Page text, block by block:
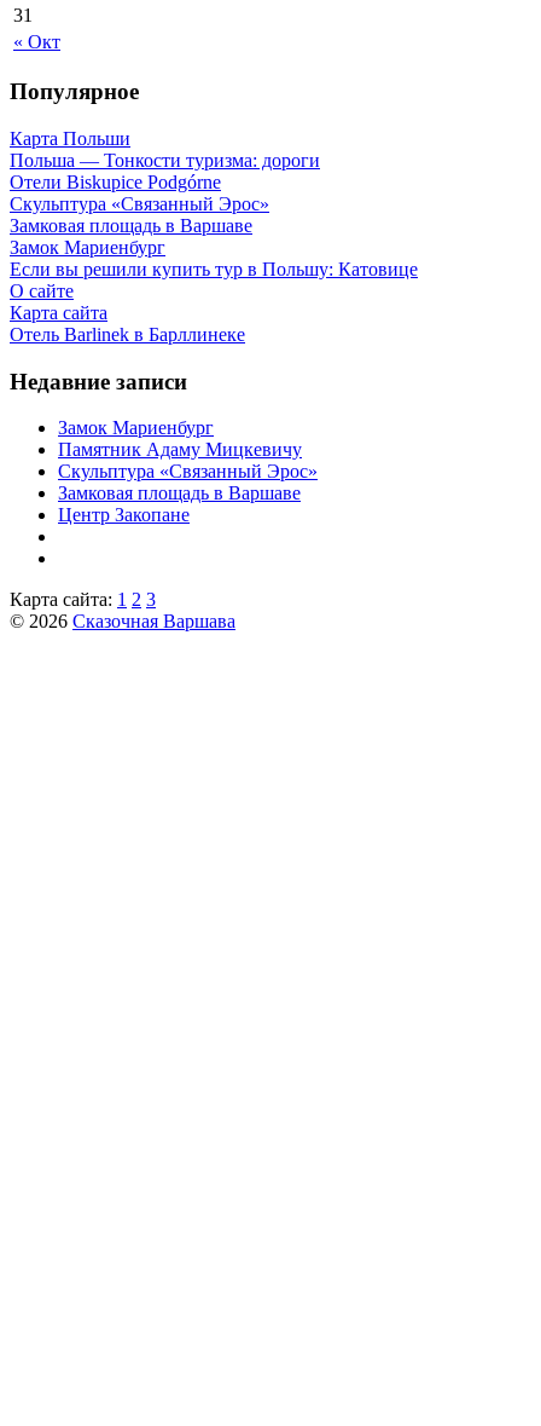
« Окт
31
Популярное
Карта Польши
Польша — Тонкости туризма: дороги
Отели Biskupice Podgórne
Скульптура «Связанный Эрос»
Замковая площадь в Варшаве
Замок Мариенбург
Если вы решили купить тур в Польшу: Катовице
О сайте
Карта сайта
Отель Barlinek в Барллинеке
Недавние записи
Замок Мариенбург
Памятник Адаму Мицкевичу
Скульптура «Связанный Эрос»
Замковая площадь в Варшаве
Центр Закопане
Карта сайта: 1 2 3
© 2026 Сказочная Варшава